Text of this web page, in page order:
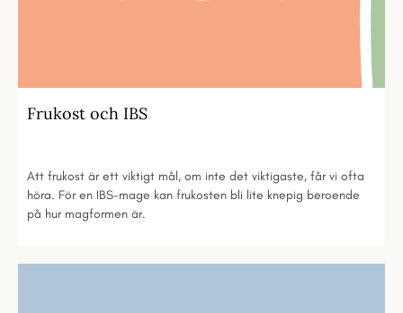
Frukost och IBS
Att frukost är ett viktigt mål, om inte det viktigaste, får vi ofta
höra. För en IBS-mage kan frukosten bli lite knepig beroende
på hur magformen är.